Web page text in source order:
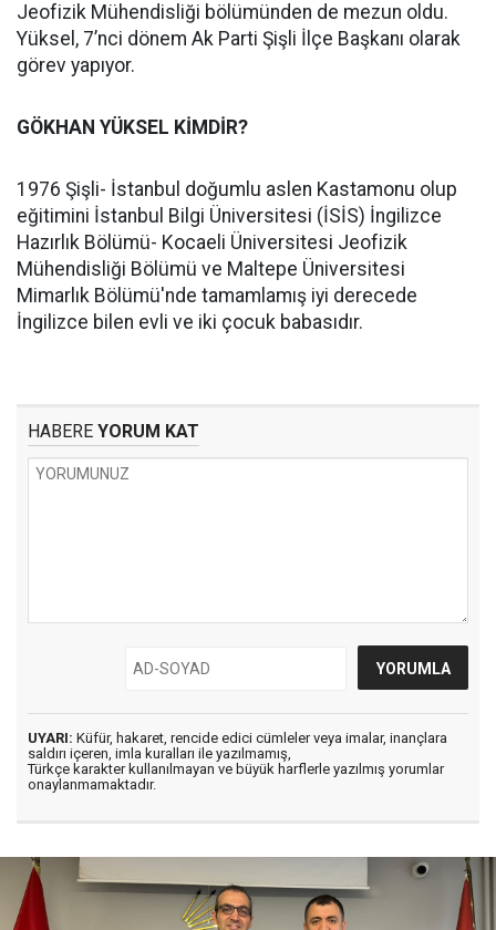
Jeofizik Mühendisliği bölümünden de mezun oldu.
Yüksel, 7’nci dönem Ak Parti Şişli İlçe Başkanı olarak
görev yapıyor.
GÖKHAN YÜKSEL KİMDİR?
1976 Şişli- İstanbul doğumlu aslen Kastamonu olup
eğitimini İstanbul Bilgi Üniversitesi (İSİS) İngilizce
Hazırlık Bölümü- Kocaeli Üniversitesi Jeofizik
Mühendisliği Bölümü ve Maltepe Üniversitesi
Mimarlık Bölümü'nde tamamlamış iyi derecede
İngilizce bilen evli ve iki çocuk babasıdır.
HABERE YORUM KAT
UYARI: Küfür, hakaret, rencide edici cümleler veya imalar, inançlara
saldırı içeren, imla kuralları ile yazılmamış,
Türkçe karakter kullanılmayan ve büyük harflerle yazılmış yorumlar
onaylanmamaktadır.